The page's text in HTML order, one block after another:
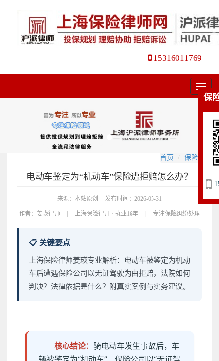
15316011769
菜
单
首页 保险诉讼
电动车鉴定为“机动车”保险遭拒赔怎么办？
来源：本站原创 发布时间：2026-05-31
作者： 姜瑛律师 | 上海保险律师 · 执业16年 | 专注保险纠纷处理
📋 关键要点
上海保险律师姜瑛专业解析：电动车被鉴定为机动
车后遭遇保险公司以无证驾驶为由拒赔，法院如何
判决？法律依据是什么？附真实案例与实务建议。
核心结论： 骑电动车发生事故后，车
辆被鉴定为“机动车”，保险公司以“无证驾
保